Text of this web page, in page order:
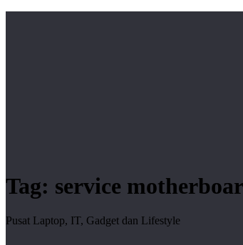
Tag: service
Pusat Laptop, IT, Gadget dan Lifestyle